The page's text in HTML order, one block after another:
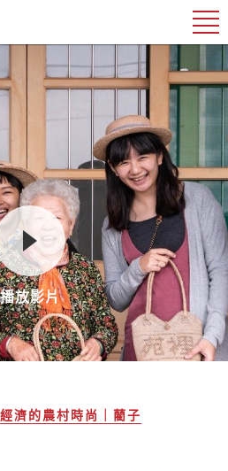
播放影片
濟的農村時尚｜藺子